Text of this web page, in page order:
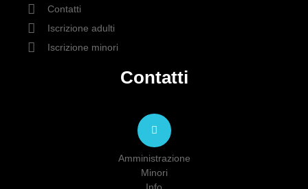
Contatti
Iscrizione adulti
Iscrizione minori
Contatti
Amministrazione
Minori